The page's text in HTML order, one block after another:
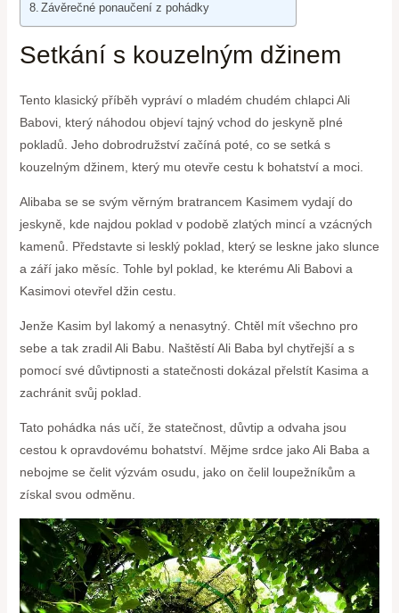
Závěrečné ponaučení z pohádky
Setkání s kouzelným džinem
Tento klasický příběh vypráví o mladém chudém chlapci Ali
Babovi, který náhodou objeví tajný vchod do jeskyně plné
pokladů. Jeho dobrodružství začíná poté, co se setká s
kouzelným džinem, který mu otevře cestu k bohatství a moci.
Alibaba se se svým věrným bratrancem Kasimem vydají do
jeskyně, kde najdou poklad v podobě zlatých mincí a vzácných
kamenů. Představte si lesklý poklad, který se leskne jako slunce
a září jako měsíc. Tohle byl poklad, ke kterému Ali Babovi a
Kasimovi otevřel džin cestu.
Jenže Kasim byl lakomý a nenasytný. Chtěl mít všechno pro
sebe a tak zradil Ali Babu. Naštěstí Ali Baba byl chytřejší a s
pomocí své důvtipnosti a statečnosti dokázal přelstít Kasima a
zachránit svůj poklad.
Tato pohádka nás učí, že statečnost, důvtip a odvaha jsou
cestou k opravdovému bohatství. Mějme srdce jako Ali Baba a
nebojme se čelit výzvám osudu, jako on čelil loupežníkům a
získal svou odměnu.